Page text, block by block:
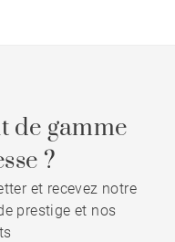
de gamme
?
et recevez notre
prestige et nos